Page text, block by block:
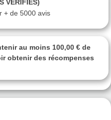
VÉRIFIÉS)
+ de 5000 avis
au moins 100,00 € de
obtenir des récompenses